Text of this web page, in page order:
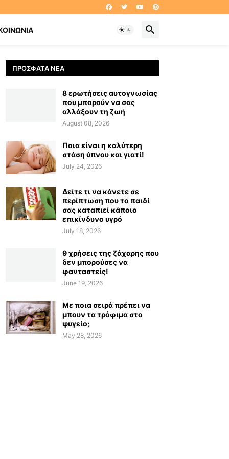
ΠΡΌΣΦΑΤΑ ΝΈΑ
8 ερωτήσεις αυτογνωσίας
που μπορούν να σας
αλλάξουν τη ζωή
August 08, 2026
Ποια είναι η καλύτερη
στάση ύπνου και γιατί!
July 24, 2026
Δείτε τι να κάνετε σε
περίπτωση που το παιδί
σας καταπιεί κάποιο
επικίνδυνο υγρό
July 18, 2026
9 χρήσεις της ζάχαρης που
δεν μπορούσες να
φανταστείς!
June 19, 2026
Με ποια σειρά πρέπει να
μπουν τα τρόφιμα στο
ψυγείο;
May 28, 2026